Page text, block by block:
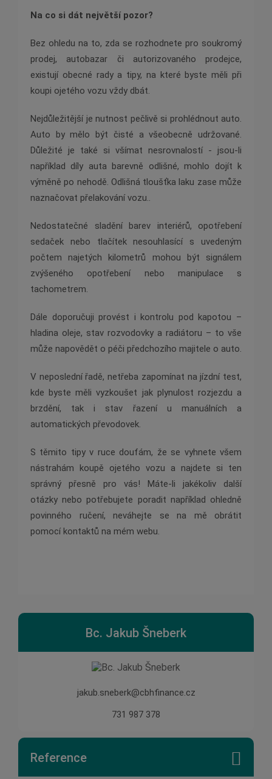
Na co si dát největší pozor?
Bez ohledu na to, zda se rozhodnete pro soukromý
prodej, autobazar či autorizovaného prodejce,
existují obecné rady a tipy, na které byste měli při
koupi ojetého vozu vždy dbát.
Nejdůležitější je nutnost pečlivě si prohlédnout auto.
Auto by mělo být čisté a všeobecně udržované.
Důležité je také si všímat nesrovnalostí - jsou-li
například díly auta barevně odlišné, mohlo dojít k
výměně po nehodě. Odlišná tloušťka laku zase může
naznačovat přelakování vozu..
Nedostatečné sladění barev interiérů, opotřebení
sedaček nebo tlačítek nesouhlasící s uvedeným
počtem najetých kilometrů mohou být signálem
zvýšeného opotřebení nebo manipulace s
tachometrem.
Dále doporučuji provést i kontrolu pod kapotou –
hladina oleje, stav rozvodovky a radiátoru – to vše
může napovědět o péči předchozího majitele o auto.
V neposlední řadě, netřeba zapomínat na jízdní test,
kde byste měli vyzkoušet jak plynulost rozjezdu a
brzdění, tak i stav řazení u manuálních a
automatických převodovek.
S těmito tipy v ruce doufám, že se vyhnete všem
nástrahám koupě ojetého vozu a najdete si ten
správný přesně pro vás! Máte-li jakékoliv další
otázky nebo potřebujete poradit například ohledně
povinného ručení, neváhejte se na mě obrátit
pomocí kontaktů na mém webu.
Bc. Jakub Šneberk
jakub.sneberk@cbhfinance.cz
731 987 378
Reference